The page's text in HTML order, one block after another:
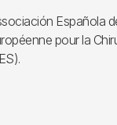
pour la